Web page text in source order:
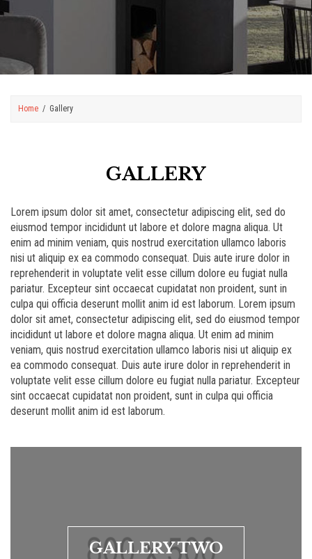
Home Gallery
GALLERY
Lorem ipsum dolor sit amet, consectetur adipiscing elit, sed do
eiusmod tempor incididunt ut labore et dolore magna aliqua. Ut
enim ad minim veniam, quis nostrud exercitation ullamco laboris
nisi ut aliquip ex ea commodo consequat. Duis aute irure dolor in
reprehenderit in voluptate velit esse cillum dolore eu fugiat nulla
pariatur. Excepteur sint occaecat cupidatat non proident, sunt in
culpa qui officia deserunt mollit anim id est laborum. Lorem ipsum
dolor sit amet, consectetur adipiscing elit, sed do eiusmod tempor
incididunt ut labore et dolore magna aliqua. Ut enim ad minim
veniam, quis nostrud exercitation ullamco laboris nisi ut aliquip ex
ea commodo consequat. Duis aute irure dolor in reprehenderit in
voluptate velit esse cillum dolore eu fugiat nulla pariatur. Excepteur
sint occaecat cupidatat non proident, sunt in culpa qui officia
deserunt mollit anim id est laborum.
GALLERY TWO